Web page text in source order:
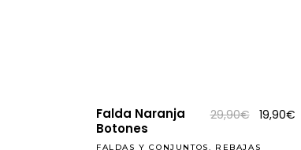
REBAJAS
Falda Naranja
Botones
29,90€ El
precio
19,90€El
FALDAS Y CONJUNTOS, REBAJAS